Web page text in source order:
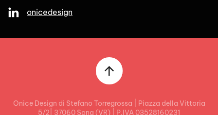
onicedesign
Onice Design di Stefano Torregrossa | Piazza della Vittoria
5/2| 37060 Sona (VR) | P.IVA 03528160231